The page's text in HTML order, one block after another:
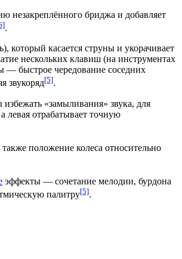
незакреплённого бриджа и добавляет
.
который касается струны и укорачивает
нескольких клавиш (на инструментах
— быстрое чередование соседних
звукоряд[5].
«замыливания» звука, для
левая отрабатывает точную
положение колеса относительно
эффекты — сочетание мелодии, бурдона
палитру[5].